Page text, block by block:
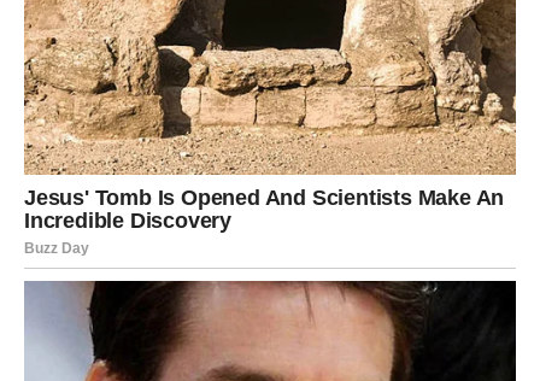
tikvica.
Poslužiti:
Uljepšajte svoj obrok ovim toplim kolačima od sira od
tikvica, posluženim uz slatki kremasti umak. Bez obzira
uživate li u njima kao glavnom jelu ili kao prilogu,
zasigurno će dodati ugodan dodir svakom iskustvu
objedovanja.